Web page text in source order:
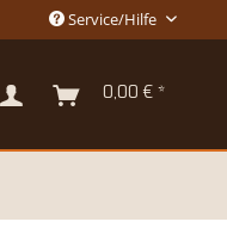
Service/Hilfe
0,00 € *